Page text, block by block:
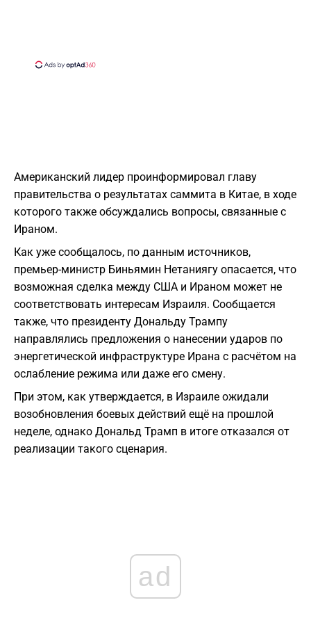
Американский лидер проинформировал главу
правительства о результатах саммита в Китае, в ходе
которого также обсуждались вопросы, связанные с
Ираном.
Как уже сообщалось, по данным источников,
премьер-министр Биньямин Нетаниягу опасается, что
возможная сделка между США и Ираном может не
соответствовать интересам Израиля. Сообщается
также, что президенту Дональду Трампу
направлялись предложения о нанесении ударов по
энергетической инфраструктуре Ирана с расчётом на
ослабление режима или даже его смену.
При этом, как утверждается, в Израиле ожидали
возобновления боевых действий ещё на прошлой
неделе, однако Дональд Трамп в итоге отказался от
реализации такого сценария.
ad